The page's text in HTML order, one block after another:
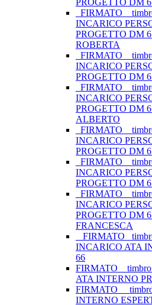
PROGETTO DM
INCARICO
PROGETTO DM
ROBERTA
INCARICO
PROGETTO DM
INCARICO
PROGETTO DM
ALBERTO
INCARICO
PROGETTO DM
INCARICO
PROGETTO DM
INCARICO
PROGETTO DM
FRANCESCA
_ FIRMATO_
INCARICO ATA
66
ATA INTERNO
FIRMATO__
INTERNO